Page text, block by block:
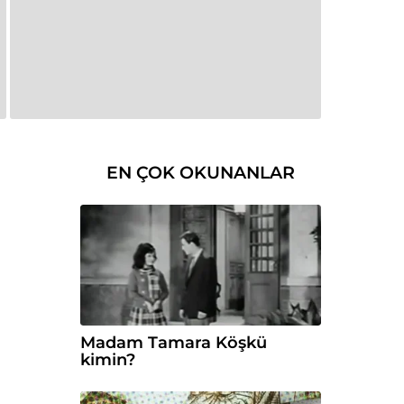
EN ÇOK OKUNANLAR
Madam Tamara Köşkü
kimin?